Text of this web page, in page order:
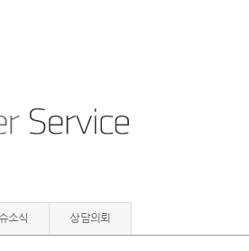
소식 상담의뢰